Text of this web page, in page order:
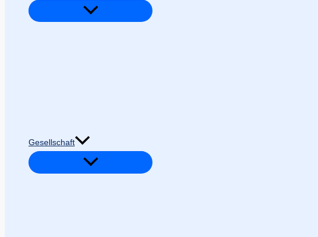
Gesellschaft